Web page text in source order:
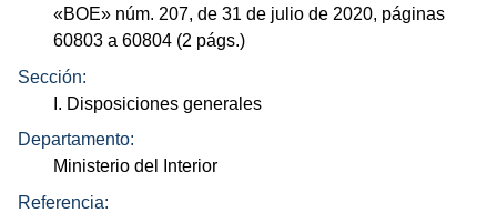
«BOE» núm. 207, de 31 de julio de 2020, páginas
60803 a 60804 (2 págs.)
Sección:
I. Disposiciones generales
Departamento:
Ministerio del Interior
Referencia: